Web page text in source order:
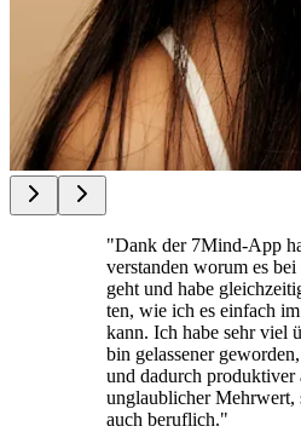
"Dank der 7Mind-App
ver­stan­den worum es
geht und habe
ten, wie ich es ein­fach
kann. Ich habe sehr viel
bin gelas­se­ner
und dadurch pro­duk­ti­ver
unglaub­li­cher Mehr­wert,
auch beruf­lich."